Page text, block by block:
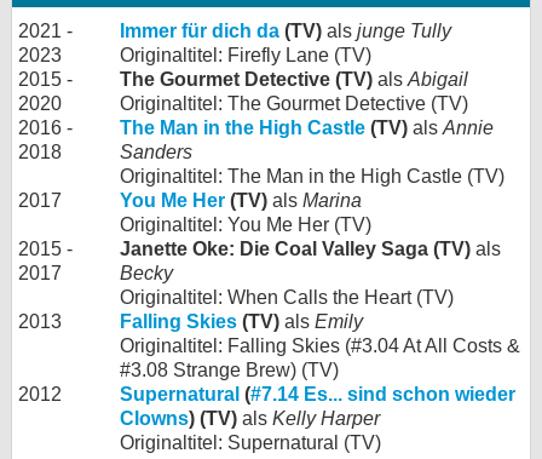
2021 -
2023
Immer für dich da (TV) als junge Tully
Originaltitel: Firefly Lane (TV)
2015 -
2020
The Gourmet Detective (TV) als Abigail
Originaltitel: The Gourmet Detective (TV)
2016 -
2018
The Man in the High Castle (TV) als Annie
Sanders
Originaltitel: The Man in the High Castle (TV)
2017
You Me Her (TV) als Marina
Originaltitel: You Me Her (TV)
2015 -
2017
Janette Oke: Die Coal Valley Saga (TV) als
Becky
Originaltitel: When Calls the Heart (TV)
2013
Falling Skies (TV) als Emily
Originaltitel: Falling Skies (#3.04 At All Costs &
#3.08 Strange Brew) (TV)
2012
Supernatural (#7.14 Es... sind schon wieder
Clowns) (TV) als Kelly Harper
Originaltitel: Supernatural (TV)